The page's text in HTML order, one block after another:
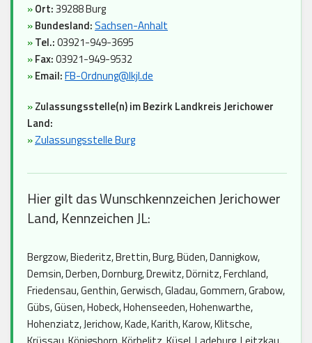
»Ort:39288 Burg
»Bundesland:Sachsen-Anhalt
»Tel.:03921-949-3695
»Fax:03921-949-9532
»Email:FB-Ordnung@lkjl.de
»Zulassungsstelle(n) im Bezirk Landkreis Jerichower
Land:
»Zulassungsstelle Burg
Hier gilt das Wunschkennzeichen Jerichower
Land, Kennzeichen JL:
Bergzow, Biederitz, Brettin, Burg, Büden, Dannigkow,
Demsin, Derben, Dornburg, Drewitz, Dörnitz, Ferchland,
Friedensau, Genthin, Gerwisch, Gladau, Gommern, Grabow,
Gübs, Güsen, Hobeck, Hohenseeden, Hohenwarthe,
Hohenziatz, Jerichow, Kade, Karith, Karow, Klitsche,